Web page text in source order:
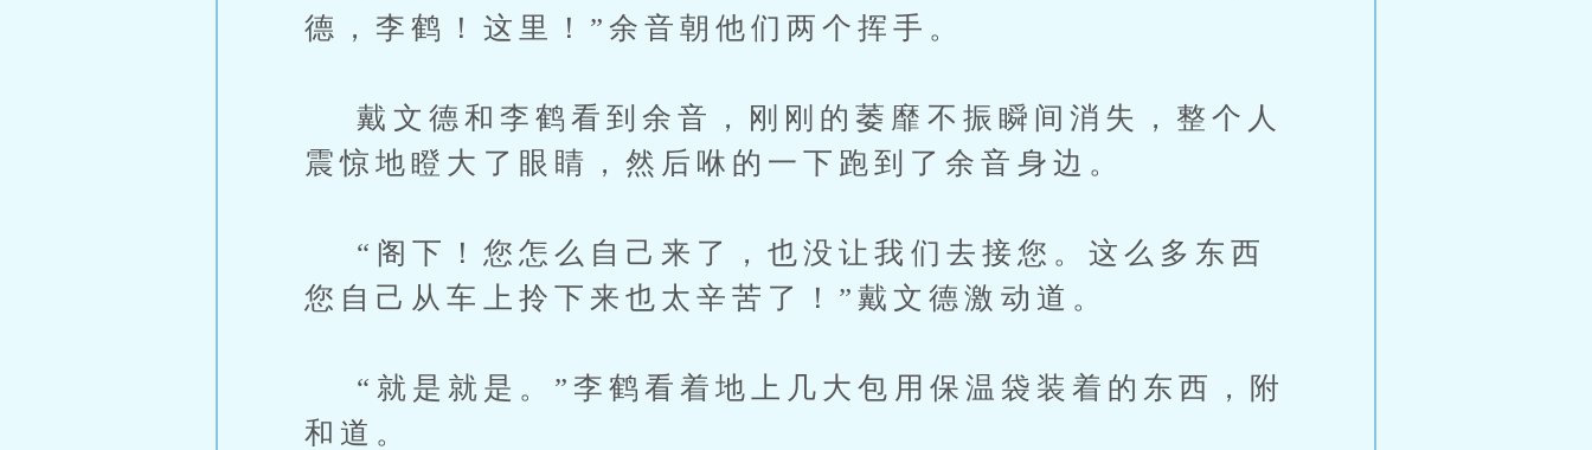
德，李鹤！这里！”余音朝他们两个挥手。
戴文德和李鹤看到余音，刚刚的萎靡不振瞬间消失，整个人
震惊地瞪大了眼睛，然后咻的一下跑到了余音身边。
“阁下！您怎么自己来了，也没让我们去接您。这么多东西
您自己从车上拎下来也太辛苦了！”戴文德激动道。
“就是就是。”李鹤看着地上几大包用保温袋装着的东西，附
和道。